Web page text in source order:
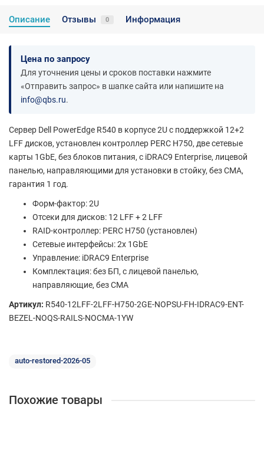
Описание Отзывы 0 Информация
Цена по запросу
Для уточнения цены и сроков поставки нажмите
«Отправить запрос» в шапке сайта или напишите на
info@qbs.ru.
Сервер Dell PowerEdge R540 в корпусе 2U с поддержкой 12+2
LFF дисков, установлен контроллер PERC H750, две сетевые
карты 1GbE, без блоков питания, с iDRAC9 Enterprise, лицевой
панелью, направляющими для установки в стойку, без CMA,
гарантия 1 год.
Форм-фактор: 2U
Отсеки для дисков: 12 LFF + 2 LFF
RAID-контроллер: PERC H750 (установлен)
Сетевые интерфейсы: 2x 1GbE
Управление: iDRAC9 Enterprise
Комплектация: без БП, с лицевой панелью,
направляющие, без CMA
Артикул: R540-12LFF-2LFF-H750-2GE-NOPSU-FH-IDRAC9-ENT-
BEZEL-NOQS-RAILS-NOCMA-1YW
auto-restored-2026-05
Похожие товары